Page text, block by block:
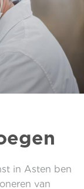
in Asten ben
van